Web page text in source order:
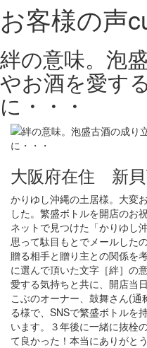
お客様の声
絆の意味。泡
やお酒を愛す
に・・・
大阪府在住 新貝
かりゆし沖縄の土居様。大変
した。繁盛ボトルを開店のお
ネットで見つけた「かりゆし
思って駄目もとでメールした
贈る相手と贈り主との関係を
に選んで頂いた文字［絆］の
愛する気持ちと共に、開店当
こぶのオーナー、鼓舞さん(
る様で、SNSで繁盛ボトルを
います。３年後に一緒に抜栓
て良かった！本当にありがと